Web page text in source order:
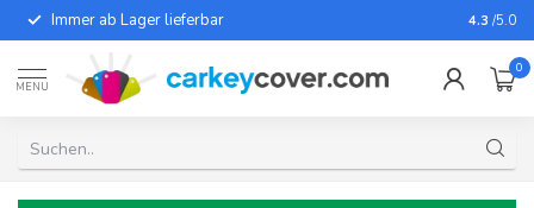
Immer ab Lager lieferbar Für fast
4.3 /5.0
MENU
0